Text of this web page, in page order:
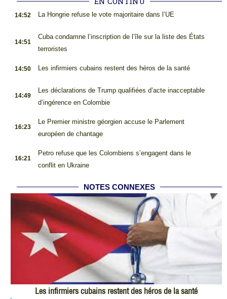
14:52 La Hongrie refuse le vote majoritaire dans l’UE
14:51
Cuba condamne l’inscription de l’île sur la liste des États
terroristes
14:50 Les infirmiers cubains restent des héros de la santé
14:49
Les déclarations de Trump qualifiées d’acte inacceptable
d’ingérence en Colombie
16:23
Le Premier ministre géorgien accuse le Parlement
européen de chantage
16:21
Petro refuse que les Colombiens s’engagent dans le
conflit en Ukraine
NOTES CONNEXES
Les infirmiers cubains restent des héros de la santé